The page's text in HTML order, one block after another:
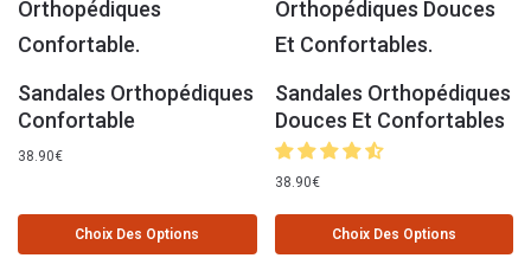
Sandales Orthopédiques
Confortable
38.90€
Choix Des Options
Sandales Orthopédiques
Douces Et Confortables
38.90€
Choix Des Options